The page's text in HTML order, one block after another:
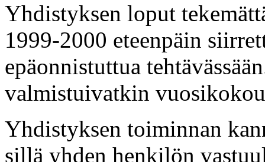
Yhdistyksen loput
1999-2000 eteenpäin
epäonnistuttua
valmistuivatkin
Yhdistyksen toiminnan
sillä yhden henkilön